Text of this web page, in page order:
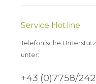
Service Hotline
Telefonische
unter:
+43 (0)7758/